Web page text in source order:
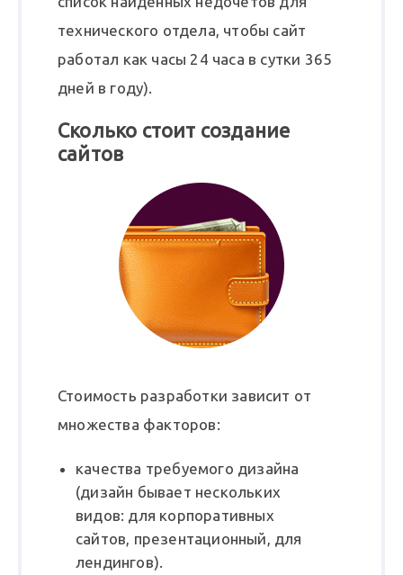
технического отдела, чтобы сайт
работал как часы 24 часа в сутки 365
дней в году).
Сколько стоит создание
сайтов
Стоимость разработки зависит от
множества факторов:
качества требуемого дизайна
(дизайн бывает нескольких
видов: для корпоративных
сайтов, презентационный, для
лендингов).